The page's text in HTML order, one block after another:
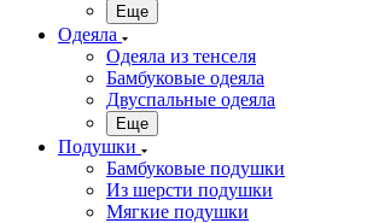
Еще
Одеяла
Одеяла из тенселя
Бамбуковые одеяла
Двуспальные одеяла
Еще
Подушки
Бамбуковые подушки
Из шерсти подушки
Мягкие подушки